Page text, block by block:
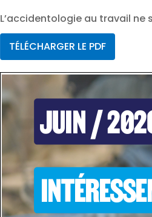
L’accidentologie au travail ne
TÉLÉCHARGER LE PDF